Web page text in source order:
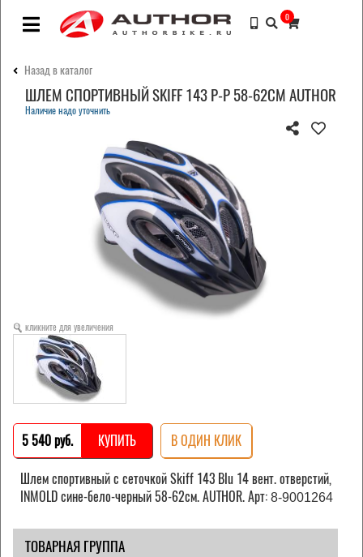
0
Назад в каталог
ШЛЕМ СПОРТИВНЫЙ SKIFF 143 Р-Р 58-62СМ AUTHOR
Наличие надо уточнить
кликните для увеличения
5 540 pуб. КУПИТЬ В ОДИН КЛИК
Шлем спортивный с сеточкой Skiff 143 Blu 14 вент. отверстий,
INMOLD сине-бело-черный 58-62см. AUTHOR. Арт: 8-9001264
ТОВАРНАЯ ГРУППА